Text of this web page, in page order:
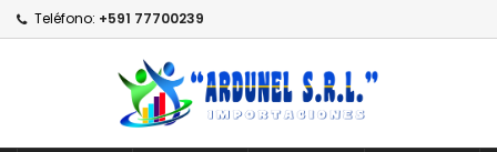
Teléfono: +591 77700239